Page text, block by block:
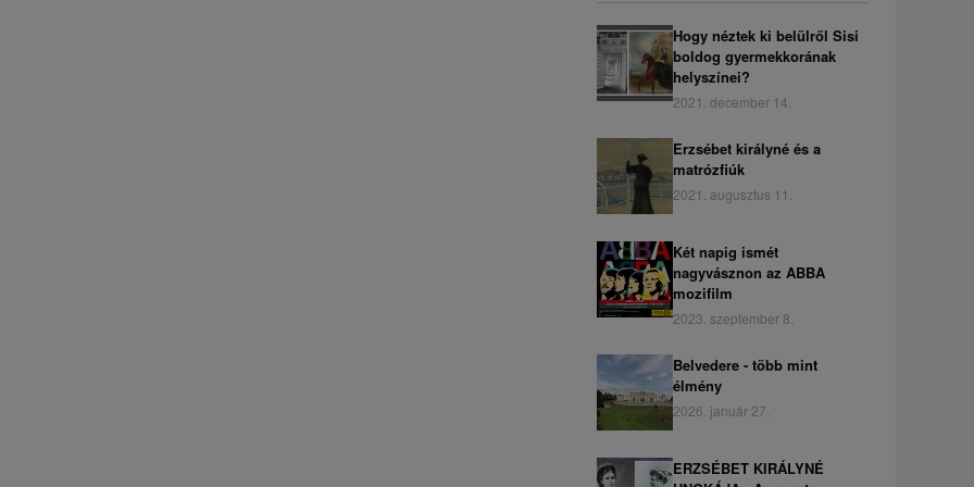
Hogy néztek ki belülről Sisi
boldog gyermekkorának
helyszínei?
2021. december 14.
Erzsébet királyné és a
matrózfiúk
2021. augusztus 11.
Két napig ismét
nagyvásznon az ABBA
mozifilm
2023. szeptember 8.
Belvedere - több mint
élmény
2026. január 27.
ERZSÉBET KIRÁLYNÉ